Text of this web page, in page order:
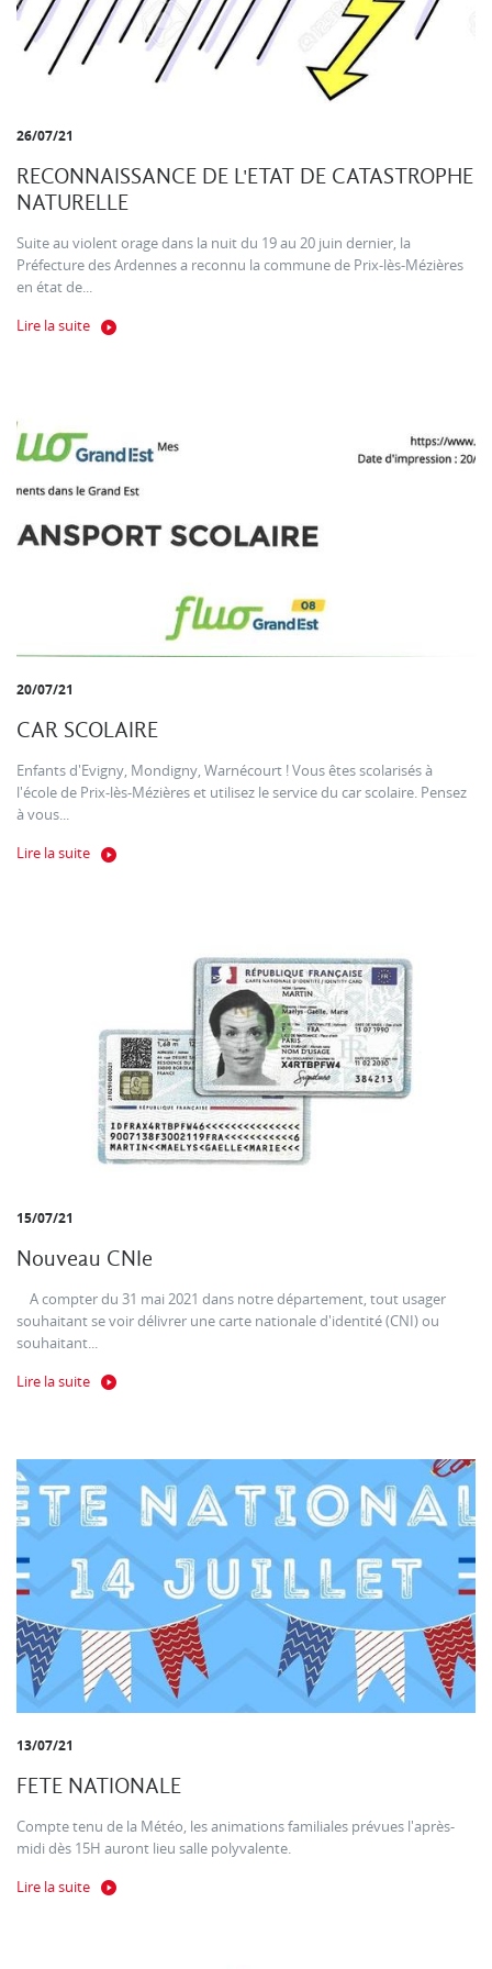
26/07/21
RECONNAISSANCE DE L'ETAT DE CATASTROPHE
NATURELLE
Suite au violent orage dans la nuit du 19 au 20 juin dernier, la
Préfecture des Ardennes a reconnu la commune de Prix-lès-Mézières
en état de...
Lire la suite
20/07/21
CAR SCOLAIRE
Enfants d'Evigny, Mondigny, Warnécourt ! Vous êtes scolarisés à
l'école de Prix-lès-Mézières et utilisez le service du car scolaire. Pensez
à vous...
Lire la suite
15/07/21
Nouveau CNIe
A compter du 31 mai 2021 dans notre département, tout usager
souhaitant se voir délivrer une carte nationale d'identité (CNI) ou
souhaitant...
Lire la suite
13/07/21
FETE NATIONALE
Compte tenu de la Météo, les animations familiales prévues l'après-
midi dès 15H auront lieu salle polyvalente.
Lire la suite